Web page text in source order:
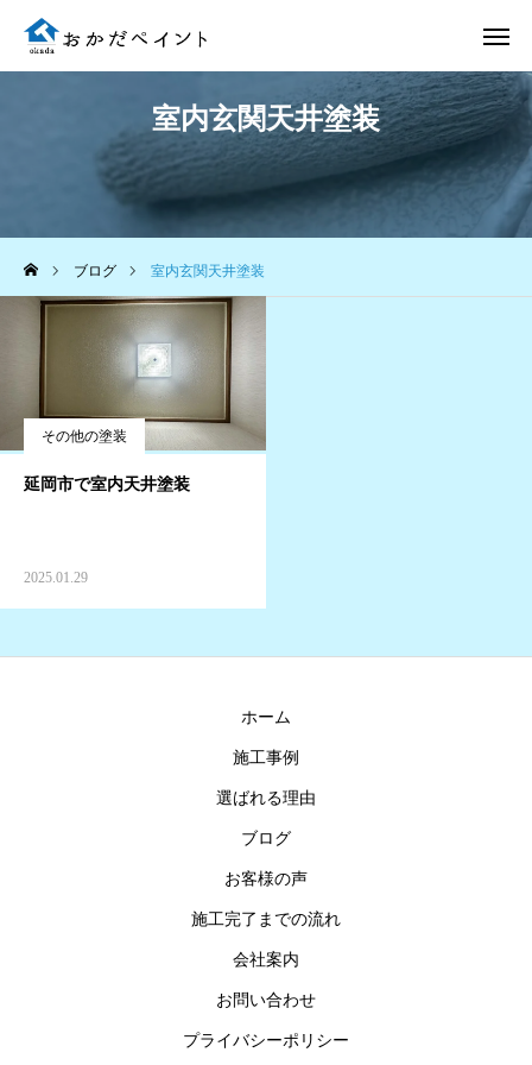
室内玄関天井塗装
ブログ 室内玄関天井塗装
その他の塗装
延岡市で室内天井塗装
2025.01.29
ホーム
施工事例
選ばれる理由
ブログ
お客様の声
施工完了までの流れ
会社案内
お問い合わせ
プライバシーポリシー
電話 問合せ
メール 問合せ
ホーム
施工完了までの流れ
お問い合わせ